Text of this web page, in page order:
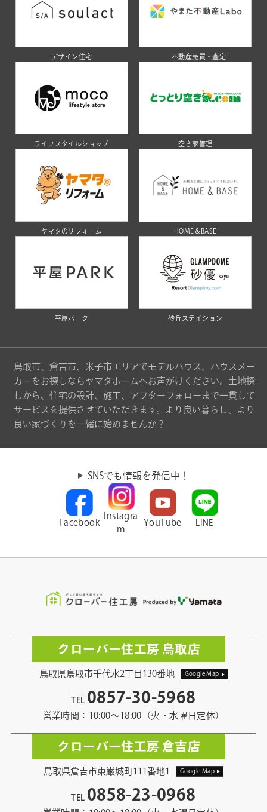
デザイン住宅 不動産売買・査定
ライフスタイルショップ 空き家管理
ヤマタのリフォーム HOME＆BASE
平屋パーク 砂丘ステイション
鳥取市、倉吉市、米子市エリアでモデルハウス、ハウスメー
カーをお探しならヤマタホームへお声がけください。土地探
しから、住宅の設計、施工、アフターフォローまで一貫して
サービスを提供させていただきます。より良い暮らし、より
良い家づくりを一緒に始めませんか？
SNSでも情報を発信中！
Facebook
Instagra
m
YouTube LINE
クローバー住工房 鳥取店
鳥取県鳥取市千代水2丁目130番地 Google Map
TEL 0857-30-5968
営業時間：10:00〜18:00（火・水曜日定休）
クローバー住工房 倉吉店
鳥取県倉吉市東巌城町111番地1 Google Map
TEL 0858-23-0968